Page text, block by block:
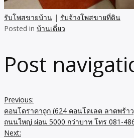
รับโพสขายบ้าน | รับจ้างโพสขายที่ดิน
Posted in บ้านเดี่ยว
Post
Previous:
คอนโดราคาถูก (624 คอนโดเลต ลาดพร้า
ถนนใหญ่ ผ่อน 5000 กว่าบาท โทร 081-
Next: